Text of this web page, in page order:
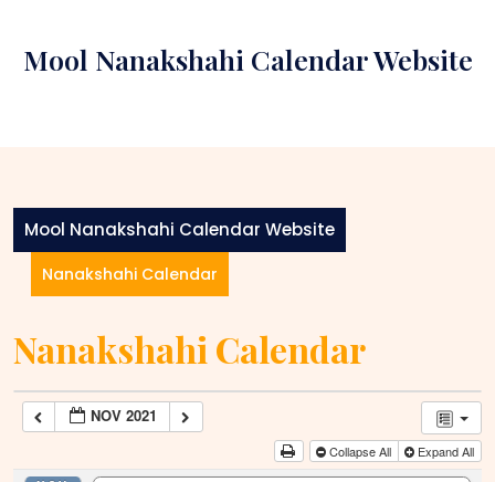
contentMool Nanakshahi Calendar Website
Mool Nanakshahi Calendar Website
Nanakshahi Calendar
Nanakshahi Calendar
NOV 2021
Collapse All Expand All